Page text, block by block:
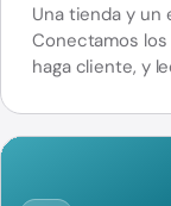
Una tienda y un
Conectamos
haga cliente, y